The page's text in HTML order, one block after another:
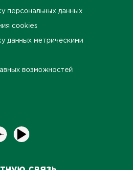
персональных данных
cookies
данных метрическими
возможностей